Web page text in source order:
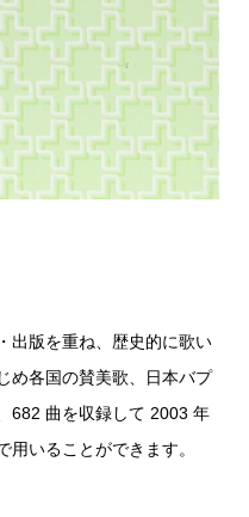
出版を重ね、歴史的に歌い
め各国の賛美歌、日本バプ
682 曲を収録して 2003 年
いることができます。